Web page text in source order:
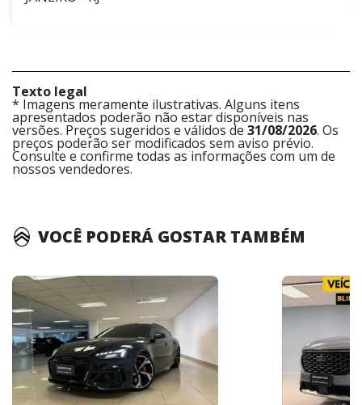
Texto legal
* Imagens meramente ilustrativas. Alguns itens
apresentados poderão não estar disponíveis nas
versões. Preços sugeridos e válidos de 31/08/2026. Os
preços poderão ser modificados sem aviso prévio.
Consulte e confirme todas as informações com um de
nossos vendedores.
VOCÊ PODERÁ GOSTAR TAMBÉM